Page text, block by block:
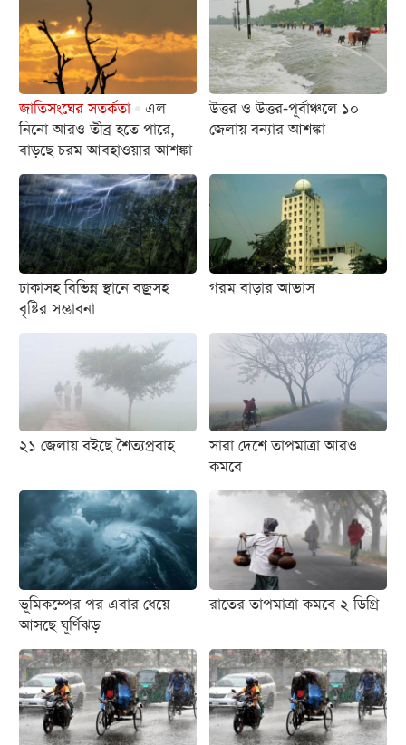
বিনোদন
অর্থনীতি
চাকরি
মিডিয়া
ভিডিও
সব
বিভাগ
ছবি
ভিডিও
জাতিসংঘের সতর্কতা
এল
নিনো আরও তীব্র হতে পারে,
বাড়ছে চরম আবহাওয়ার আশঙ্কা
উত্তর ও উত্তর-পূর্বাঞ্চলে ১০
জেলায় বন্যার আশঙ্কা
ঢাকাসহ বিভিন্ন স্থানে বজ্রসহ
বৃষ্টির সম্ভাবনা
গরম বাড়ার আভাস
২১ জেলায় বইছে শৈত্যপ্রবাহ
সারা দেশে তাপমাত্রা আরও
কমবে
ভূমিকম্পের পর এবার ধেয়ে
আসছে ঘূর্ণিঝড়
রাতের তাপমাত্রা কমবে ২ ডিগ্রি